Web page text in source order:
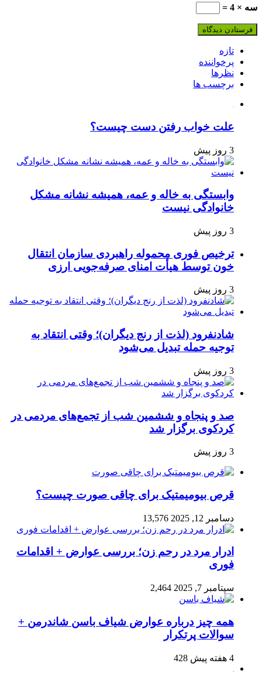
سه × 4 =
تازه
پرخواننده
نظرها
برچسب ها
علت خواب رفتن دست چیست؟
3 روز پیش
وابستگی به خاله و عمه، همیشه نشانه مشکل
خانوادگی نیست
3 روز پیش
ترخیص فوری محموله راهبردی سازمان انتقال
خون توسط هیأت امنای صرفه‌جویی ارزی
3 روز پیش
شادنفرود (لذت از رنج دیگران)؛ وقتی انتقاد به
توجیه حمله تبدیل می‌شود
3 روز پیش
صد و پنجاه‌ و ششمین شب از تجمع‌های مردمی در
کردکوی برگزار شد
3 روز پیش
قرص بیومیمتیک برای چاقی صورت چیست؟
دسامبر 12, 2025 13,576
ادرار مرد در رحم زن؛ بررسی عوارض + اقدامات
فوری
سپتامبر 7, 2025 2,464
همه چیز درباره عوارض شیاف باسن شاندرمن +
سوالات پرتکرار
4 هفته پیش 428